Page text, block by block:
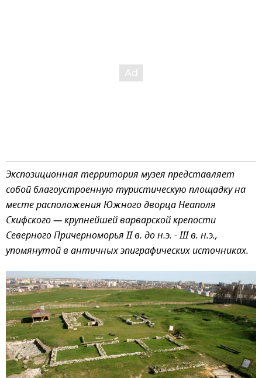
Экспозиционная территория музея представляет
собой благоустроенную туристическую площадку на
месте расположения Южного дворца Неаполя
Скифского — крупнейшей варварской крепости
Северного Причерноморья II в. до н.э. - III в. н.э.,
упомянутой в античных эпиграфических источниках.